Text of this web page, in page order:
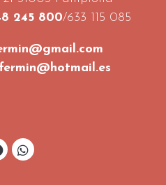
245 800/633 115 085